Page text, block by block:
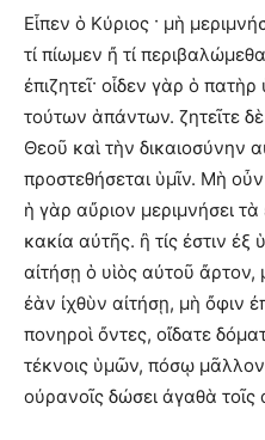
Εἶπεν ὁ Κύριος · μὴ
τί πίωμεν ἤ τί
ἐπιζητεῖ· οἶδεν γὰρ ὁ
τούτων ἁπάντων. ζητεῖτε
Θεοῦ καὶ τὴν δικαιοσύνην
προστεθήσεται ὑμῖν. Μὴ
ἡ γὰρ αὔριον μεριμνήσει
κακία αὐτῆς. ἢ τίς ἐστιν
αἰτήσῃ ὁ υἱὸς αὐτοῦ ἄρτον,
ἐὰν ἰχθὺν αἰτήσῃ, μὴ ὄφιν
πονηροὶ ὄντες, οἴδατε
τέκνοις ὑμῶν, πόσῳ
οὐρανοῖς δώσει ἀγαθὰ τοῖς